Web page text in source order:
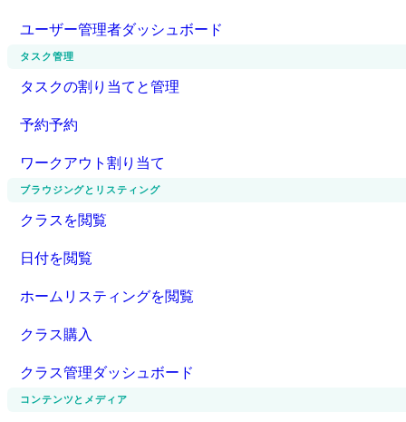
ユーザー管理者ダッシュボード
タスク管理
タスクの割り当てと管理
予約予約
ワークアウト割り当て
ブラウジングとリスティング
クラスを閲覧
日付を閲覧
ホームリスティングを閲覧
クラス購入
クラス管理ダッシュボード
コンテンツとメディア